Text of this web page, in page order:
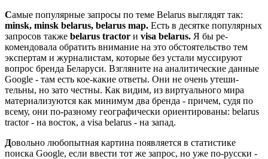
Самые популярные запросы по теме Belarus выглядят так:
minsk, minsk belarus, belarus map. Есть в десятке популярных
запросов также belarus tractor и visa belarus. Я бы ре­
комендовала обратить внимание на это обстоя­тельство тем
экспертам и журналистам, которые без устали муссируют
вопрос бренда Беларуси. Взгляните на аналитические данные
Google - там есть кое-какие ответы. Они не очень утеши­
тельны, но зато честны. Как видим, из виртуаль­ного мира
материализуются как минимум два бренда - причем, судя по
всему, они по-разному географически ориентированы: belarus
tractor - на восток, а visa belarus - на запад.
Довольно любопытная картина появляет­ся в статистике
поиска Google, если вве­сти тот же запрос, но уже по-русски -